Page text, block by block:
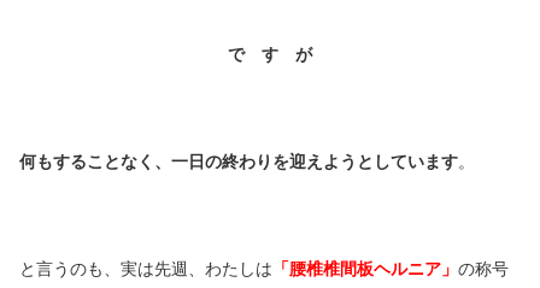
で す が
何もすることなく、一日の終わりを迎えようとしています。
と言うのも、実は先週、わたしは 「腰椎椎間板ヘルニア」 の称号